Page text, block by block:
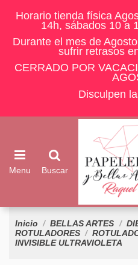
Horario tienda física
14h, sábados 10 a
Durante el mes de
sufrir retrasos
CERRADO POR
Disculpen
Menu Buscar
Inicio BELLAS ARTES
ROTULADORES
INVISIBLE ULTRAVIOLETA